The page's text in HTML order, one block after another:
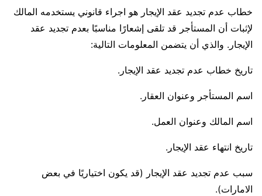
خطاب عدم تجديد عقد الإيجار هو اجراء قانوني يستخدمه المالك
لإثبات أن المستأجر قد تلقى إشعارًا مناسبًا بعدم تجديد عقد
الإيجار. والذي أن يتضمن المعلومات التالية:
تاريخ خطاب عدم تجديد عقد الإيجار.
اسم المستأجر وعنوان العقار.
اسم المالك وعنوان العمل.
تاريخ انتهاء عقد الإيجار.
سبب عدم تجديد عقد الإيجار (قد يكون اختياريًا في بعض
الامارات).